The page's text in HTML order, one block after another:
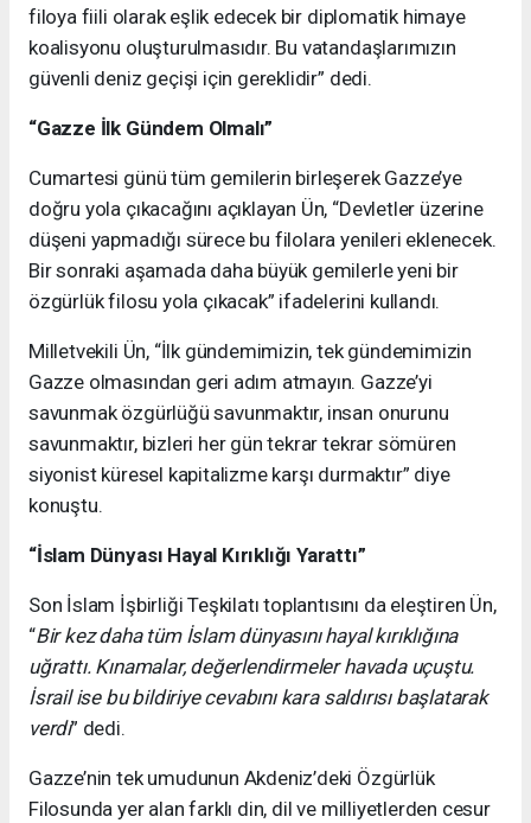
filoya fiili olarak eşlik edecek bir diplomatik himaye
koalisyonu oluşturulmasıdır. Bu vatandaşlarımızın
güvenli deniz geçişi için gereklidir” dedi.
“Gazze İlk Gündem Olmalı”
Cumartesi günü tüm gemilerin birleşerek Gazze’ye
doğru yola çıkacağını açıklayan Ün, “Devletler üzerine
düşeni yapmadığı sürece bu filolara yenileri eklenecek.
Bir sonraki aşamada daha büyük gemilerle yeni bir
özgürlük filosu yola çıkacak” ifadelerini kullandı.
Milletvekili Ün, “İlk gündemimizin, tek gündemimizin
Gazze olmasından geri adım atmayın. Gazze’yi
savunmak özgürlüğü savunmaktır, insan onurunu
savunmaktır, bizleri her gün tekrar tekrar sömüren
siyonist küresel kapitalizme karşı durmaktır” diye
konuştu.
“İslam Dünyası Hayal Kırıklığı Yarattı”
Son İslam İşbirliği Teşkilatı toplantısını da eleştiren Ün,
“Bir kez daha tüm İslam dünyasını hayal kırıklığına
uğrattı. Kınamalar, değerlendirmeler havada uçuştu.
İsrail ise bu bildiriye cevabını kara saldırısı başlatarak
verdi” dedi.
Gazze’nin tek umudunun Akdeniz’deki Özgürlük
Filosunda yer alan farklı din, dil ve milliyetlerden cesur